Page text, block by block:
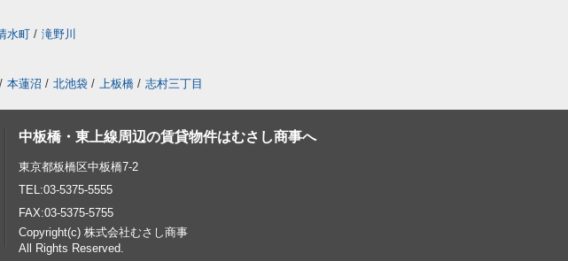
水町 / 滝野川
/ 本蓮沼 / 北池袋 / 上板橋 / 志村三丁目
中板橋・東上線周辺の賃貸物件はむさし商事へ
東京都板橋区中板橋7-2
TEL:03-5375-5555
FAX:03-5375-5755
Copyright(c) 株式会社むさし商事
All Rights Reserved.